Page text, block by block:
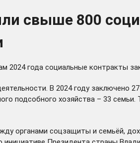
свыше 800
года социальные контракты
В 2024 году заключено
подсобного хозяйства – 33
органами соцзащиты и семьёй,